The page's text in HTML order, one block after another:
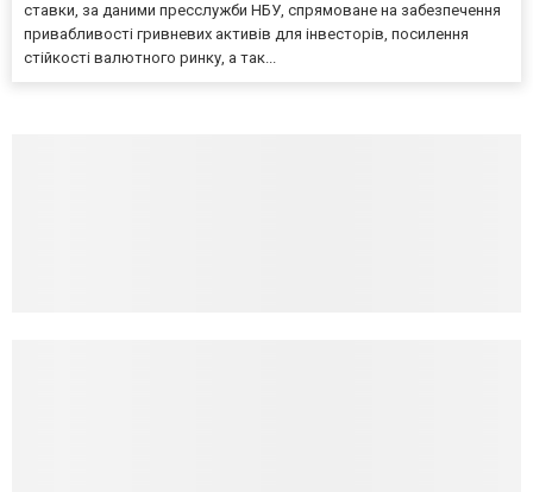
ставки, за даними пресслужби НБУ, спрямоване на забезпечення
привабливості гривневих активів для інвесторів, посилення
стійкості валютного ринку, а так...